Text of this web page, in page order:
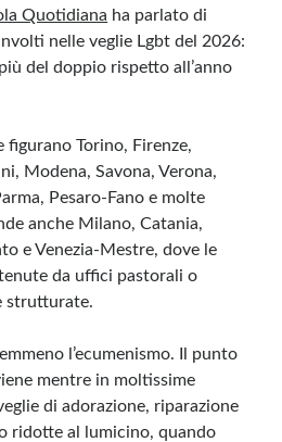
Quotidiana ha parlato di
nelle veglie Lgbt del 2026:
del doppio rispetto all’anno
figurano Torino, Firenze,
Modena, Savona, Verona,
Pesaro-Fano e molte
anche Milano, Catania,
e Venezia-Mestre, dove le
da uffici pastorali o
strutturate.
l’ecumenismo. Il punto
mentre in moltissime
di adorazione, riparazione
ridotte al lumicino, quando